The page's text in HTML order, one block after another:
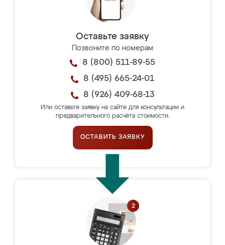
Оставьте заявку
Позвоните по номерам
8 (800) 511-89-55
8 (495) 665-24-01
8 (926) 409-68-13
Или оставьте заявку на сайте для консультации и
предварительного расчёта стоимости.
ОСТАВИТЬ ЗАЯВКУ